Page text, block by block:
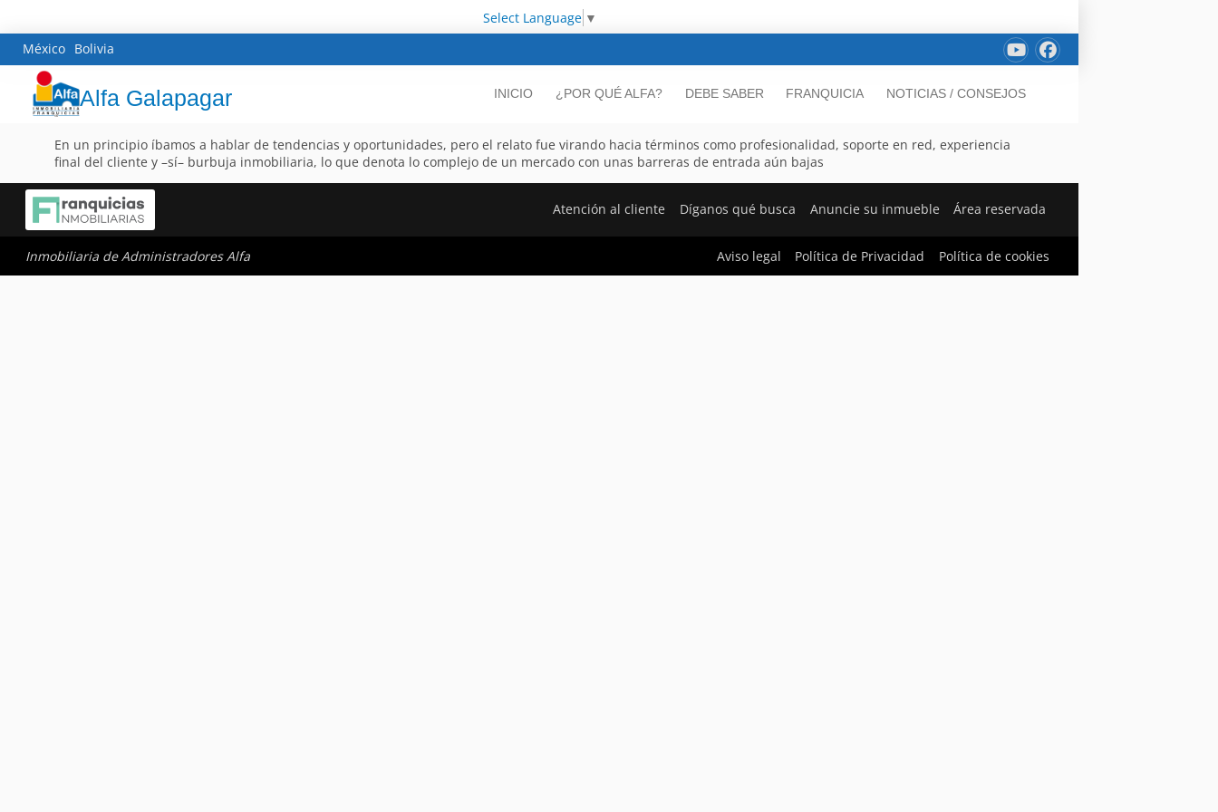
Select Language ▼
México Bolivia
Alfa Galapagar INICIO ¿POR QUÉ ALFA? DEBE SABER FRANQUICIA NOTICIAS / CONSEJOS
En un principio íbamos a hablar de tendencias y oportunidades, pero el relato fue virando hacia términos como profesionalidad, soporte en red, experiencia
final del cliente y –sí– burbuja inmobiliaria, lo que denota lo complejo de un mercado con unas barreras de entrada aún bajas
Atención al cliente Díganos qué busca Anuncie su inmueble Área reservada
Inmobiliaria de Administradores Alfa Aviso legal Política de Privacidad Política de cookies